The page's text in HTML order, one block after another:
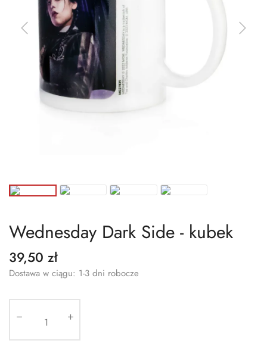
Wednesday Dark Side - kubek
39,50 zł
Dostawa w ciągu: 1-3 dni robocze